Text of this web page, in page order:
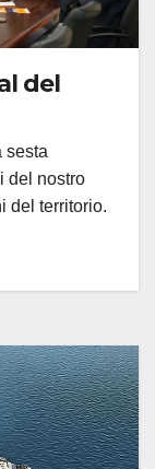
del
sesta
del nostro
del territorio.